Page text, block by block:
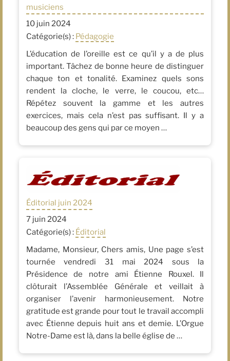
musiciens
10 juin 2024
Catégorie(s) : Pédagogie
L’éducation de l’oreille est ce qu’il y a de plus
important. Tâchez de bonne heure de distinguer
chaque ton et tonalité. Examinez quels sons
rendent la cloche, le verre, le coucou, etc…
Répétez souvent la gamme et les autres
exercices, mais cela n’est pas suffisant. Il y a
beaucoup des gens qui par ce moyen …
Éditorial juin 2024
7 juin 2024
Catégorie(s) : Éditorial
Madame, Monsieur, Chers amis, Une page s’est
tournée vendredi 31 mai 2024 sous la
Présidence de notre ami Étienne Rouxel. Il
clôturait l’Assemblée Générale et veillait à
organiser l’avenir harmonieusement. Notre
gratitude est grande pour tout le travail accompli
avec Étienne depuis huit ans et demie. L’Orgue
Notre-Dame est là, dans la belle église de …